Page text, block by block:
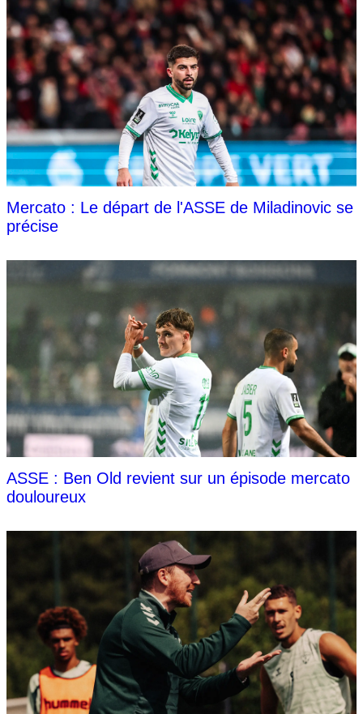
Mercato : Le départ de l'ASSE de Miladinovic se
précise
ASSE : Ben Old revient sur un épisode mercato
douloureux